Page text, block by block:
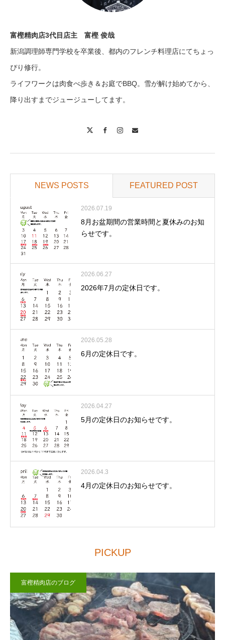
富樫精肉店3代目店主 富樫 俊哉
新潟調理師専門学校を卒業後、都内のフレンチ料理店にてちょっ
ぴり修行。
ライフワークは肉食べ歩き＆お庭でBBQ。雪が解け始めてから、
降り出すまでジュージューしてます。
NEWS POSTS FEATURED POST
2026.07.19
8月お盆期間の営業時間と夏休みのお知
らせです。
2026.06.27
2026年7月の定休日です。
2026.05.28
6月の定休日です。
2026.04.27
5月の定休日のお知らせです。
2026.04.3
4月の定休日のお知らせです。
PICKUP
富樫精肉店のブログ